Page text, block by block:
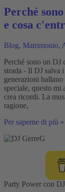
di
eutanasia
–
miracolo
Pasqua
che
mostra
perché
faccio
quello
faccio
Perché
e cosa
Blog, Matrimonio,
Perché sono un DJ
strada - Il DJ salva
generazioni
speciale, questo mi
crea ricordi. La
ragione,
Perché
un
passione
Per saperne di più »
Party Power con